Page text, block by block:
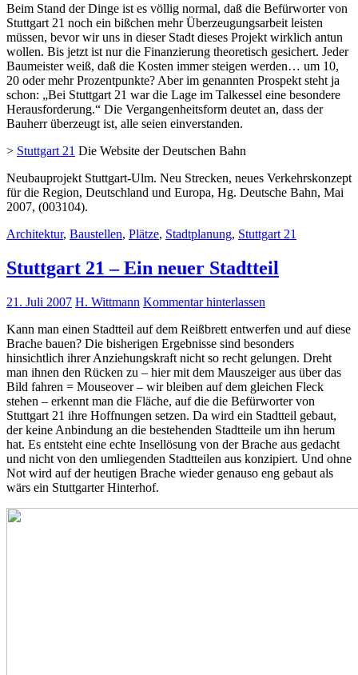
Beim Stand der Dinge ist es völlig normal, daß die Befürworter von
Stuttgart 21 noch ein bißchen mehr Überzeugungsarbeit leisten
müssen, bevor wir uns in dieser Stadt dieses Projekt wirklich antun
wollen. Bis jetzt ist nur die Finanzierung theoretisch gesichert. Jeder
Baumeister weiß, daß die Kosten immer steigen werden… um 10,
20 oder mehr Prozentpunkte? Aber im genannten Prospekt steht ja
schon: „Bei Stuttgart 21 war die Lage im Talkessel eine besondere
Herausforderung.“ Die Vergangenheitsform deutet an, dass der
Bauherr überzeugt ist, alle seien einverstanden.
> Stuttgart 21 Die Website der Deutschen Bahn
Neubauprojekt Stuttgart-Ulm. Neu Strecken, neues Verkehrskonzept
für die Region, Deutschland und Europa, Hg. Deutsche Bahn, Mai
2007, (003104).
Architektur, Baustellen, Plätze, Stadtplanung, Stuttgart 21
Stuttgart 21 – Ein neuer Stadtteil
21. Juli 2007 H. Wittmann Kommentar hinterlassen
Kann man einen Stadtteil auf dem Reißbrett entwerfen und auf diese
Brache bauen? Die bisherigen Ergebnisse sind besonders
hinsichtlich ihrer Anziehungskraft nicht so recht gelungen. Dreht
man ihnen den Rücken zu – hier mit dem Mauszeiger aus über das
Bild fahren = Mouseover – wir bleiben auf dem gleichen Fleck
stehen – erkennt man die Fläche, auf die die Befürworter von
Stuttgart 21 ihre Hoffnungen setzen. Da wird ein Stadtteil gebaut,
der keine Anbindung an die bestehenden Stadtteile um ihn herum
hat. Es entsteht eine echte Insellösung von der Brache aus gedacht
und nicht von den umliegenden Stadtteilen aus konzipiert. Und ohne
Not wird auf der heutigen Brache wieder genauso eng gebaut als
wärs ein Stuttgarter Hinterhof.